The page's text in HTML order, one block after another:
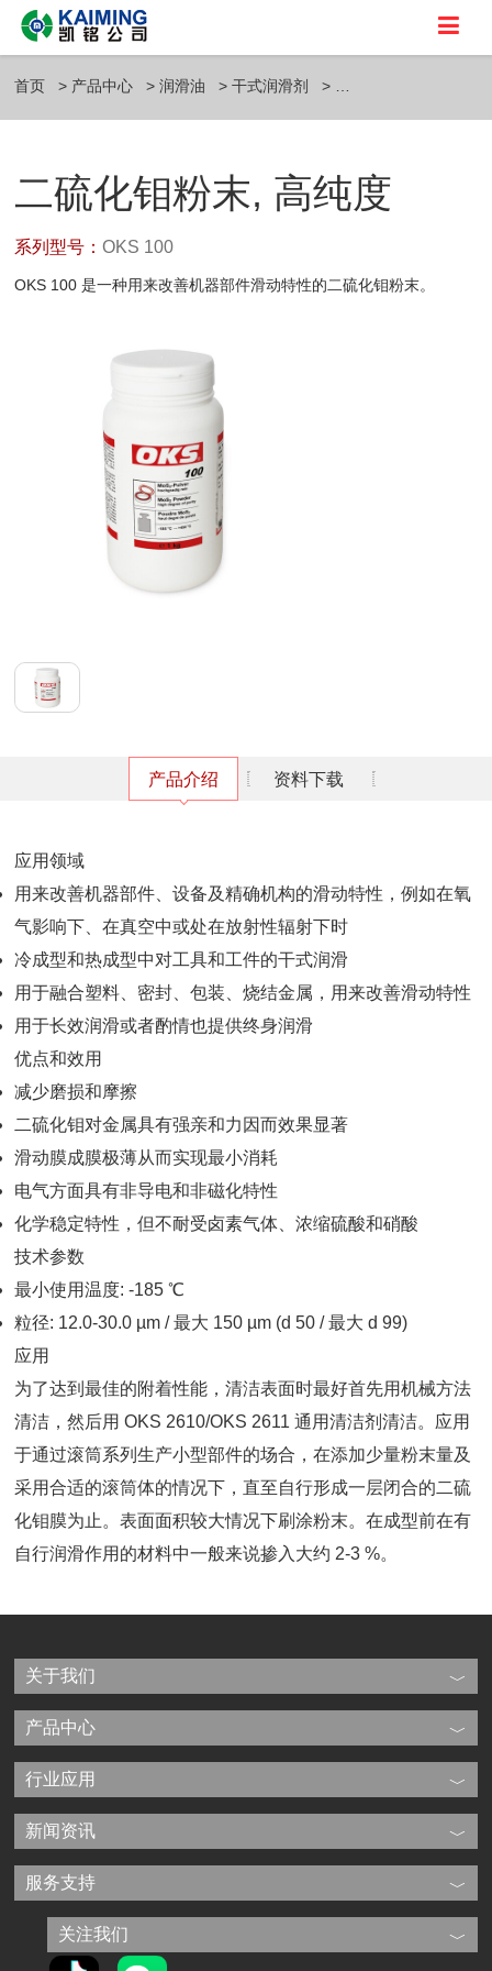
首页 产品中心 润滑油 干式润滑剂
二硫化钼粉末, 高纯度
系列型号：OKS 100
OKS 100 是一种用来改善机器部件滑动特性的二硫化钼粉末。
产品介绍 资料下载
应用领域
用来改善机器部件、设备及精确机构的滑动特性，例如在氧
气影响下、在真空中或处在放射性辐射下时
冷成型和热成型中对工具和工件的干式润滑
用于融合塑料、密封、包装、烧结金属，用来改善滑动特性
用于长效润滑或者酌情也提供终身润滑
优点和效用
减少磨损和摩擦
二硫化钼对金属具有强亲和力因而效果显著
滑动膜成膜极薄从而实现最小消耗
电气方面具有非导电和非磁化特性
化学稳定特性，但不耐受卤素气体、浓缩硫酸和硝酸
技术参数
最小使用温度: -185 ℃
粒径: 12.0-30.0 µm / 最大 150 µm (d 50 / 最大 d 99)
应用
为了达到最佳的附着性能，清洁表面时最好首先用机械方法
清洁，然后用 OKS 2610/OKS 2611 通用清洁剂清洁。应用
于通过滚筒系列生产小型部件的场合，在添加少量粉末量及
采用合适的滚筒体的情况下，直至自行形成一层闭合的二硫
化钼膜为止。表面面积较大情况下刷涂粉末。在成型前在有
自行润滑作用的材料中一般来说掺入大约 2-3 %。
关于我们
产品中心
行业应用
新闻资讯
服务支持
关注我们